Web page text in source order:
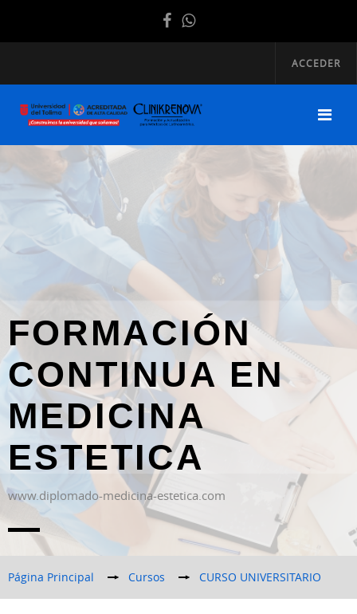
ACCEDER
FORMACIÓN
CONTINUA EN
MEDICINA
ESTETICA
www.diplomado-medicina-estetica.com
Página Principal → Cursos → CURSO UNIVERSITARIO